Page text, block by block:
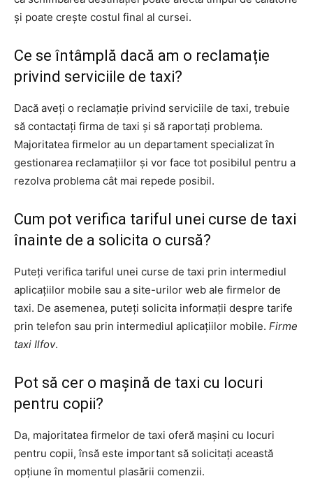
și poate crește costul final al cursei.
Ce se întâmplă dacă am o reclamație
privind serviciile de taxi?
Dacă aveți o reclamație privind serviciile de taxi, trebuie
să contactați firma de taxi și să raportați problema.
Majoritatea firmelor au un departament specializat în
gestionarea reclamațiilor și vor face tot posibilul pentru a
rezolva problema cât mai repede posibil.
Cum pot verifica tariful unei curse de taxi
înainte de a solicita o cursă?
Puteți verifica tariful unei curse de taxi prin intermediul
aplicațiilor mobile sau a site-urilor web ale firmelor de
taxi. De asemenea, puteți solicita informații despre tarife
prin telefon sau prin intermediul aplicațiilor mobile. Firme
taxi Ilfov.
Pot să cer o mașină de taxi cu locuri
pentru copii?
Da, majoritatea firmelor de taxi oferă mașini cu locuri
pentru copii, însă este important să solicitați această
opțiune în momentul plasării comenzii.